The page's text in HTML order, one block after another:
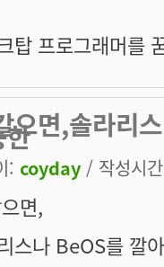
탑 프로그래머를
으면,솔라리
한
: coyday / 작성시
면,
스나 BeOS를 깔